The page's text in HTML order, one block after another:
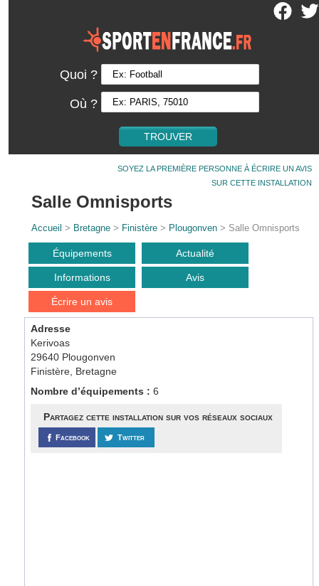
Quoi ?
Où ?
SOYEZ LA PREMIÈRE PERSONNE À ÉCRIRE UN AVIS
SUR CETTE INSTALLATION
Salle Omnisports
Accueil > Bretagne > Finistère > Plougonven > Salle Omnisports
Équipements Actualité
Informations Avis
Écrire un avis
Adresse
Kerivoas
29640 Plougonven
Finistère, Bretagne
Nombre d’équipements :6
Partagez cette installation sur vos réseaux sociaux
Facebook Twitter